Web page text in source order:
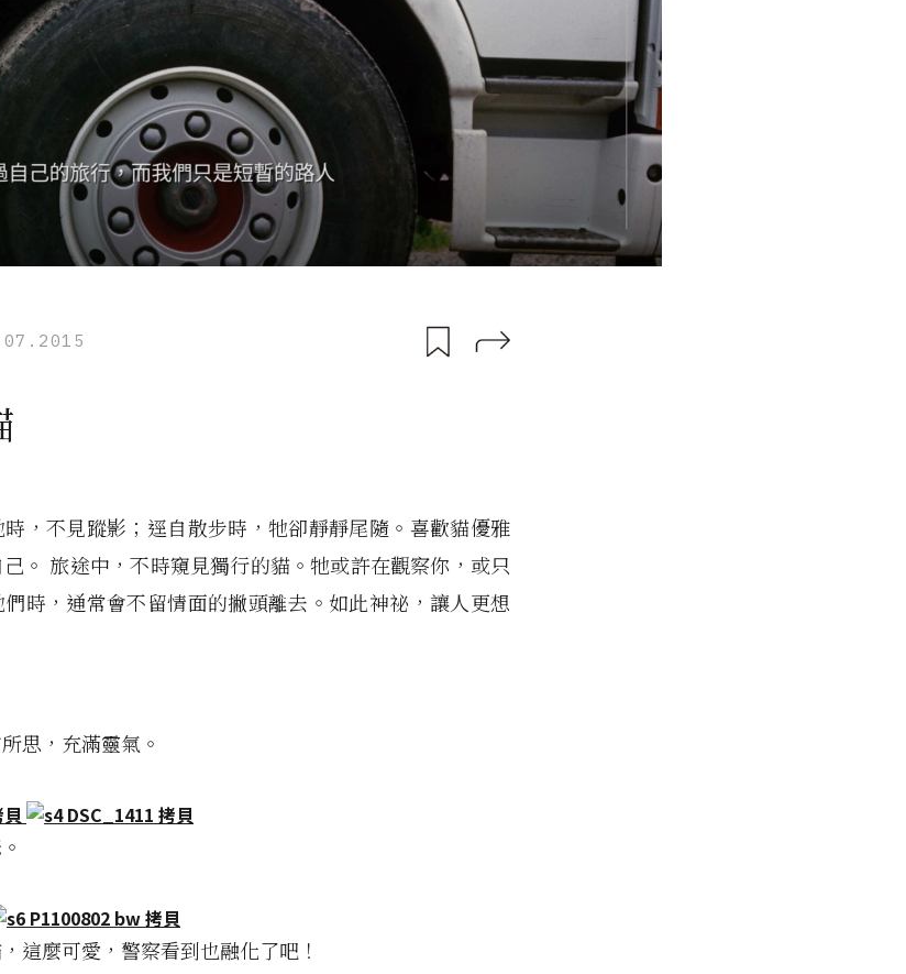
，不見蹤影；逕自散步時，牠卻靜靜尾隨。喜歡貓優雅
。 旅途中，不時窺見獨行的貓。牠或許在觀察你，或只
時，通常會不留情面的撇頭離去。如此神祕，讓人更想
思，充滿靈氣。
這麼可愛，警察看到也融化了吧！